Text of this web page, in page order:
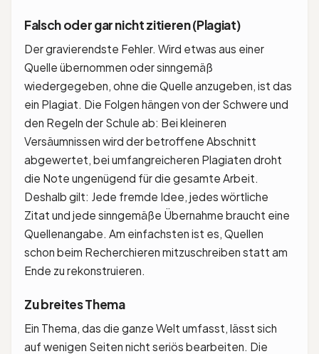
Falsch oder gar nicht zitieren (Plagiat)
Der gravierendste Fehler. Wird etwas aus einer
Quelle übernommen oder sinngemäß
wiedergegeben, ohne die Quelle anzugeben, ist das
ein Plagiat. Die Folgen hängen von der Schwere und
den Regeln der Schule ab: Bei kleineren
Versäumnissen wird der betroffene Abschnitt
abgewertet, bei umfangreicheren Plagiaten droht
die Note ungenügend für die gesamte Arbeit.
Deshalb gilt: Jede fremde Idee, jedes wörtliche
Zitat und jede sinngemäße Übernahme braucht eine
Quellenangabe. Am einfachsten ist es, Quellen
schon beim Recherchieren mitzuschreiben statt am
Ende zu rekonstruieren.
Zu breites Thema
Ein Thema, das die ganze Welt umfasst, lässt sich
auf wenigen Seiten nicht seriös bearbeiten. Die